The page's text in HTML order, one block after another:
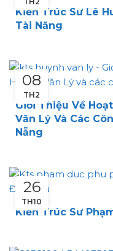
Kiến Trúc Sư Lê
Tài Năng
08
TH2
Giới Thiệu Về
Văn Lý Và Các
Nẵng
26
TH10
Kiến Trúc Sư